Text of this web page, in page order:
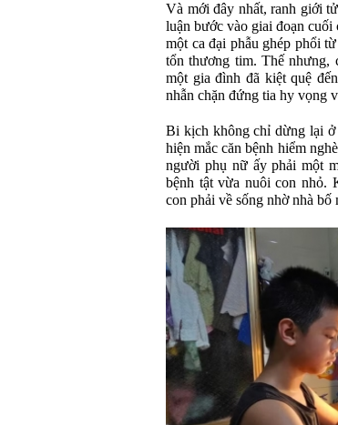
Và mới đây nhất, ranh giới
luận bước vào giai đoạn
một ca đại phẫu ghép phổi
tổn thương tim. Thế nhưng,
một gia đình đã kiệt quệ
nhẫn chặn đứng tia hy vọng
Bi kịch không chỉ dừng lại ở
hiện mắc căn bệnh hiểm
người phụ nữ ấy phải một
bệnh tật vừa nuôi con nhỏ.
con phải về sống nhờ nhà bố